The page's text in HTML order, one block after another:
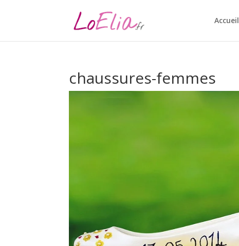
Accueil
chaussures-femmes